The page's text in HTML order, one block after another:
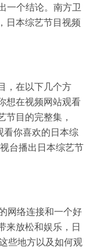
一个结论。南方卫
日本综艺节目视频
，在以下几个方
想在视频网站观看
节目的完整集，
你喜欢的日本综
台播出日本综艺节
网络连接和一个好
来放松和娱乐，日
些地方以及如何观